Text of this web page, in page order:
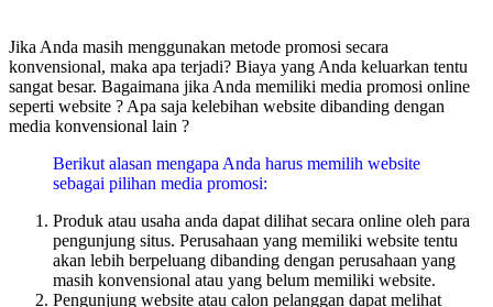
Jika Anda masih menggunakan metode promosi secara
konvensional, maka apa terjadi? Biaya yang Anda keluarkan tentu
sangat besar. Bagaimana jika Anda memiliki media promosi online
seperti website ? Apa saja kelebihan website dibanding dengan
media konvensional lain ?
Berikut alasan mengapa Anda harus memilih website
sebagai pilihan media promosi:
Produk atau usaha anda dapat dilihat secara online oleh para
pengunjung situs. Perusahaan yang memiliki website tentu
akan lebih berpeluang dibanding dengan perusahaan yang
masih konvensional atau yang belum memiliki website.
Pengunjung website atau calon pelanggan dapat melihat